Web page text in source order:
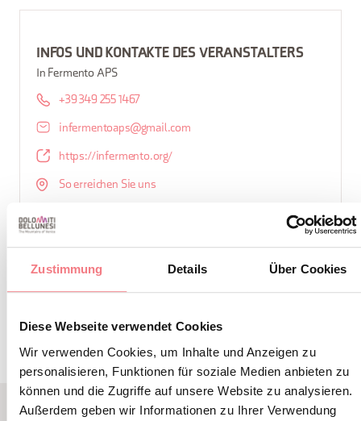
Zustimmung Details Über Cookies
Diese Webseite verwendet Cookies
Wir verwenden Cookies, um Inhalte und Anzeigen zu
personalisieren, Funktionen für soziale Medien anbieten zu
können und die Zugriffe auf unsere Website zu analysieren.
Außerdem geben wir Informationen zu Ihrer Verwendung
INFOS UND KONTAKTE DES VERANSTALTERS
In Fermento APS
+39 349 255 1467
infermentoaps@gmail.com
https://infermento.org/
So erreichen Sie uns